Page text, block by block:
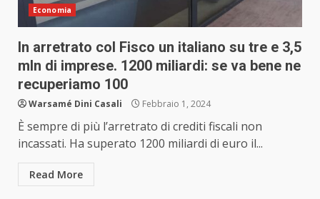
Economia
In arretrato col Fisco un italiano su tre e 3,5
mln di imprese. 1200 miliardi: se va bene ne
recuperiamo 100
Warsamé Dini Casali Febbraio 1, 2024
È sempre di più l’arretrato di crediti fiscali non
incassati. Ha superato 1200 miliardi di euro il...
Read More